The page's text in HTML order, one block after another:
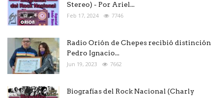
Stereo) - Por Ariel...
Feb 17, 2024 7746
Radio Orión de Chepes recibió distinción
Pedro Ignacio...
Jun 19, 2023 7662
Biografías del Rock Nacional (Charly